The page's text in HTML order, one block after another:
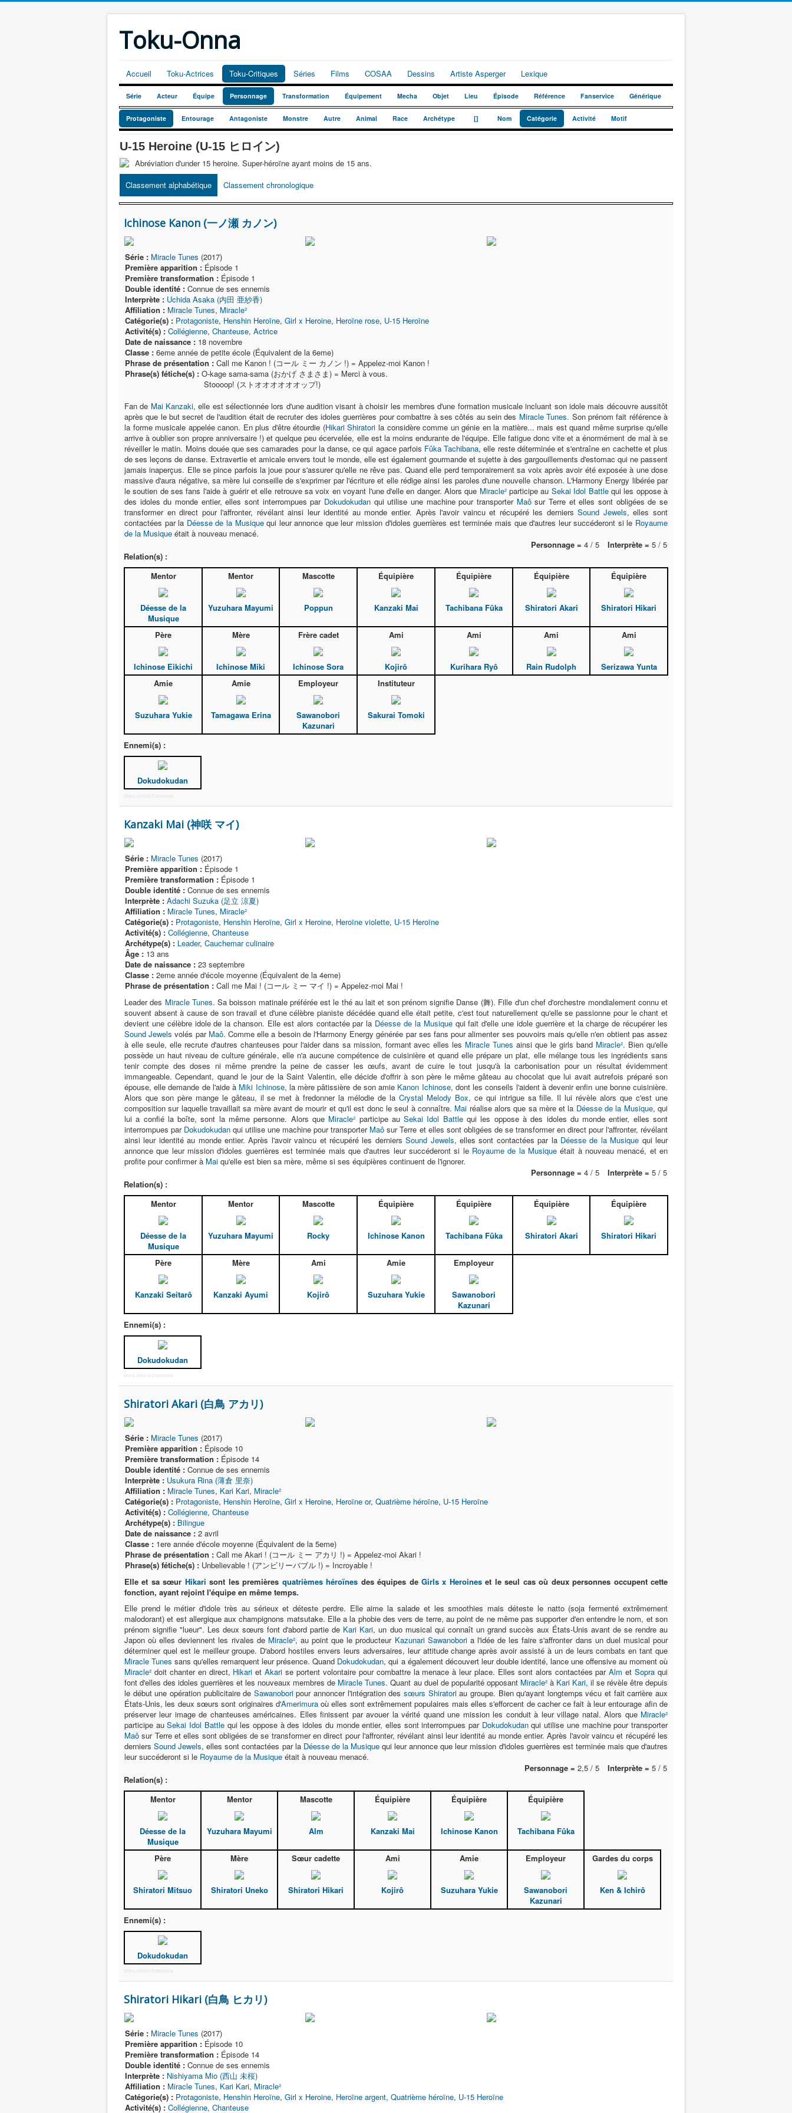
Toku-Onna
Accueil Toku-Actrices Toku-Critiques Séries Films COSAA Dessins Artiste Asperger Lexique
Série Acteur Équipe Personnage Transformation Équipement Mecha Objet Lieu Épisode Référence Fanservice Générique
Protagoniste Entourage Antagoniste Monstre Autre Animal Race Archétype [] Nom Catégorie Activité Motif
U-15 Heroine (U-15 ヒロイン)
Abréviation d'under 15 heroine. Super-héroïne ayant moins de 15 ans.
Classement alphabétique
Classement chronologique
Ichinose Kanon (一ノ瀬 カノン)
Série : Miracle Tunes (2017)
Première apparition : Épisode 1
Première transformation : Épisode 1
Double identité : Connue de ses ennemis
Interprète : Uchida Asaka (内田 亜紗香)
Affiliation : Miracle Tunes, Miracle²
Catégorie(s) : Protagoniste, Henshin Heroïne, Girl x Heroine, Heroïne rose, U-15 Heroïne
Activité(s) : Collégienne, Chanteuse, Actrice
Date de naissance : 18 novembre
Classe : 6eme année de petite école (Équivalent de la 6eme)
Phrase de présentation : Call me Kanon ! (コール ミー カノン !) = Appelez-moi Kanon !
Phrase(s) fétiche(s) : O-kage sama-sama (おかげ さまさま) = Merci à vous.
Stoooop! (ストオオオオオオップ!)
Fan de Mai Kanzaki, elle est sélectionnée lors d'une audition visant à choisir les membres d'une formation musicale incluant son idole mais découvre aussitôt
après que le but secret de l'audition était de recruter des idoles guerrières pour combattre à ses côtés au sein des Miracle Tunes. Son prénom fait référence à
la forme musicale appelée canon. En plus d'être étourdie (Hikari Shiratori la considère comme un génie en la matière... mais est quand même surprise qu'elle
arrive à oublier son propre anniversaire !) et quelque peu écervelée, elle est la moins endurante de l'équipe. Elle fatigue donc vite et a énormément de mal à se
réveiller le matin. Moins douée que ses camarades pour la danse, ce qui agace parfois Fûka Tachibana, elle reste déterminée et s'entraîne en cachette et plus
de ses leçons de danse. Extravertie et amicale envers tout le monde, elle est également gourmande et sujette à des gargouillements d'estomac qui ne passent
jamais inaperçus. Elle se pince parfois la joue pour s'assurer qu'elle ne rêve pas. Quand elle perd temporairement sa voix après avoir été exposée à une dose
massive d'aura négative, sa mère lui conseille de s'exprimer par l'écriture et elle rédige ainsi les paroles d'une nouvelle chanson. L'Harmony Energy libérée par
le soutien de ses fans l'aide à guérir et elle retrouve sa voix en voyant l'une d'elle en danger. Alors que Miracle²participe au Sekai Idol Battlequi les oppose à
des idoles du monde entier, elles sont interrompues par Dokudokudan qui utilise une machine pour transporter Maôsur Terre et elles sont obligées de se
transformer en direct pour l'affronter, révélant ainsi leur identité au monde entier. Après l'avoir vaincu et récupéré les derniersSound Jewels, elles sont
contactées par la Déesse de la Musiquequi leur annonce que leur mission d'idoles guerrières est terminée mais que d'autres leur succéderont si le Royaume
de la Musique était à nouveau menacé.
Personnage = 4 / 5 Interprète = 5 / 5
Relation(s) :
Mentor
Déesse de la
Musique
Mentor
Yuzuhara Mayumi
Mascotte
Poppun
Équipière
Kanzaki Mai
Équipière
Tachibana Fûka
Équipière
Shiratori Akari
Équipière
Shiratori Hikari
Père
Ichinose Eikichi
Mère
Ichinose Miki
Frère cadet
Ichinose Sora
Ami
Kojirô
Ami
Kurihara Ryô
Ami
Rain Rudolph
Ami
Serizawa Yunta
Amie
Suzuhara Yukie
Amie
Tamagawa Erina
Employeur
Sawanobori
Kazunari
Instituteur
Sakurai Tomoki
Ennemi(s) :
Dokudokudan
More Joomla Extensions
Kanzaki Mai (神咲 マイ)
Série : Miracle Tunes (2017)
Première apparition : Épisode 1
Première transformation : Épisode 1
Double identité : Connue de ses ennemis
Interprète : Adachi Suzuka (足立 涼夏)
Affiliation : Miracle Tunes, Miracle²
Catégorie(s) : Protagoniste, Henshin Heroïne, Girl x Heroine, Heroïne violette, U-15 Heroïne
Activité(s) : Collégienne, Chanteuse
Archétype(s) : Leader, Cauchemar culinaire
Âge : 13 ans
Date de naissance : 23 septembre
Classe : 2eme année d'école moyenne (Équivalent de la 4eme)
Phrase de présentation : Call me Mai ! (コール ミー マイ !) = Appelez-moi Mai !
Leader des Miracle Tunes. Sa boisson matinale préférée est le thé au lait et son prénom signifie Danse (舞). Fille d'un chef d'orchestre mondialement connu et
souvent absent à cause de son travail et d'une célèbre pianiste décédée quand elle était petite, c'est tout naturellement qu'elle se passionne pour le chant et
devient une célèbre idole de la chanson. Elle est alors contactée par la Déesse de la Musiquequi fait d'elle une idole guerrière et la charge de récupérer les
Sound Jewels volés par Maô. Comme elle a besoin de l'Harmony Energy générée par ses fans pour alimenter ses pouvoirs mais qu'elle n'en obtient pas assez
à elle seule, elle recrute d'autres chanteuses pour l'aider dans sa mission, formant avec elles les Miracle Tunes ainsi que le girls band Miracle². Bien qu'elle
possède un haut niveau de culture générale, elle n'a aucune compétence de cuisinière et quand elle prépare un plat, elle mélange tous les ingrédients sans
tenir compte des doses ni même prendre la peine de casser les œufs, avant de cuire le tout jusqu'à la carbonisation pour un résultat évidemment
immangeable. Cependant, quand le jour de la Saint Valentin, elle décide d'offrir à son père le même gâteau au chocolat que lui avait autrefois préparé son
épouse, elle demande de l'aide à Miki Ichinose, la mère pâtissière de son amie Kanon Ichinose, dont les conseils l'aident à devenir enfin une bonne cuisinière.
Alors que son père mange le gâteau, il se met à fredonner la mélodie de la Crystal Melody Box, ce qui intrigue sa fille. Il lui révèle alors que c'est une
composition sur laquelle travaillait sa mère avant de mourir et qu'il est donc le seul à connaître. Mai réalise alors que sa mère et la Déesse de la Musique, qui
lui a confié la boîte, sont la même personne. Alors que Miracle² participe auSekai Idol Battlequi les oppose à des idoles du monde entier, elles sont
interrompues par Dokudokudan qui utilise une machine pour transporter Maô sur Terre et elles sont obligées de se transformer en direct pour l'affronter, révélant
ainsi leur identité au monde entier. Après l'avoir vaincu et récupéré les derniersSound Jewels, elles sont contactées par la Déesse de la Musique qui leur
annonce que leur mission d'idoles guerrières est terminée mais que d'autres leur succéderont si le Royaume de la Musique était à nouveau menacé, et en
profite pour confirmer à Mai qu'elle est bien sa mère, même si ses équipières continuent de l'ignorer.
Personnage = 4 / 5 Interprète = 5 / 5
Relation(s) :
Mentor
Déesse de la
Musique
Mentor
Yuzuhara Mayumi
Mascotte
Rocky
Équipière
Ichinose Kanon
Équipière
Tachibana Fûka
Équipière
Shiratori Akari
Équipière
Shiratori Hikari
Père
Kanzaki Seitarô
Mère
Kanzaki Ayumi
Ami
Kojirô
Amie
Suzuhara Yukie
Employeur
Sawanobori
Kazunari
Ennemi(s) :
Dokudokudan
More Joomla Extensions
Shiratori Akari (白鳥 アカリ)
Série : Miracle Tunes (2017)
Première apparition : Épisode 10
Première transformation : Épisode 14
Double identité : Connue de ses ennemis
Interprète : Usukura Rina (薄倉 里奈)
Affiliation : Miracle Tunes, Kari Kari, Miracle²
Catégorie(s) : Protagoniste, Henshin Heroïne, Girl x Heroine, Heroïne or, Quatrième héroïne, U-15 Heroïne
Activité(s) : Collégienne, Chanteuse
Archétype(s) : Bilingue
Date de naissance : 2 avril
Classe : 1ere année d'école moyenne (Équivalent de la 5eme)
Phrase de présentation : Call me Akari ! (コール ミー アカリ !) = Appelez-moi Akari !
Phrase(s) fétiche(s) : Unbelievable ! (アンビリーバブル !) = Incroyable !
Elle et sa sœur Hikari sont les premières quatrièmes héroïnes des équipes de Girls x Heroineset le seul cas où deux personnes occupent cette
fonction, ayant rejoint l'équipe en même temps.
Elle prend le métier d'idole très au sérieux et déteste perdre. Elle aime la salade et les smoothies mais déteste le natto (soja fermenté extrêmement
malodorant) et est allergique aux champignons matsutake. Elle a la phobie des vers de terre, au point de ne même pas supporter d'en entendre le nom, et son
prénom signifie "lueur". Les deux sœurs font d'abord partie de Kari Kari, un duo musical qui connaît un grand succès aux États-Unis avant de se rendre au
Japon où elles deviennent les rivales de Miracle², au point que le producteur Kazunari Sawanoboria l'idée de les faire s'affronter dans un duel musical pour
déterminer quel est le meilleur groupe. D'abord hostiles envers leurs adversaires, leur attitude change après avoir assisté à un de leurs combats en tant que
Miracle Tunes sans qu'elles remarquent leur présence. Quand Dokudokudan, qui a également découvert leur double identité, lance une offensive au moment où
Miracle² doit chanter en direct, Hikari etAkari se portent volontaire pour combattre la menace à leur place. Elles sont alors contactées parAlm etSopra qui
font d'elles des idoles guerrières et les nouveaux membres de Miracle Tunes. Quant au duel de popularité opposant Miracle²à Kari Kari, il se révèle être depuis
le début une opération publicitaire de Sawanoboripour annoncer l'intégration dessœurs Shiratoriau groupe. Bien qu'ayant longtemps vécu et fait carrière aux
États-Unis, les deux sœurs sont originaires d'Amerimuraoù elles sont extrêmement populaires mais elles s'efforcent de cacher ce fait à leur entourage afin de
préserver leur image de chanteuses américaines. Elles finissent par avouer la vérité quand une mission les conduit à leur village natal. Alors que Miracle²
participe auSekai Idol Battlequi les oppose à des idoles du monde entier, elles sont interrompues par Dokudokudanqui utilise une machine pour transporter
Maô sur Terre et elles sont obligées de se transformer en direct pour l'affronter, révélant ainsi leur identité au monde entier. Après l'avoir vaincu et récupéré les
derniersSound Jewels, elles sont contactées par la Déesse de la Musiquequi leur annonce que leur mission d'idoles guerrières est terminée mais que d'autres
leur succéderont si le Royaume de la Musique était à nouveau menacé.
Personnage = 2,5 / 5 Interprète = 5 / 5
Relation(s) :
Mentor
Déesse de la
Musique
Mentor
Yuzuhara Mayumi
Mascotte
Alm
Équipière
Kanzaki Mai
Équipière
Ichinose Kanon
Équipière
Tachibana Fûka
Père
Shiratori Mitsuo
Mère
Shiratori Uneko
Sœur cadette
Shiratori Hikari
Ami
Kojirô
Amie
Suzuhara Yukie
Employeur
Sawanobori
Kazunari
Gardes du corps
Ken & Ichirô
Ennemi(s) :
Dokudokudan
More Joomla Extensions
Shiratori Hikari (白鳥 ヒカリ)
Série : Miracle Tunes (2017)
Première apparition : Épisode 10
Première transformation : Épisode 14
Double identité : Connue de ses ennemis
Interprète : Nishiyama Mio (西山 未桜)
Affiliation : Miracle Tunes, Kari Kari, Miracle²
Catégorie(s) : Protagoniste, Henshin Heroïne, Girl x Heroine, Heroïne argent, Quatrième héroïne, U-15 Heroïne
Activité(s) : Collégienne, Chanteuse